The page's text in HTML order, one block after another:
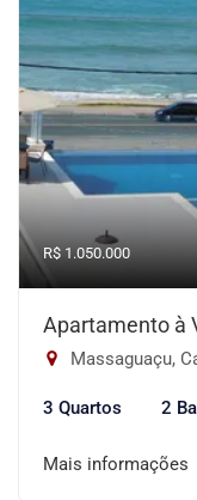
R$ 1.050.000
Apartamento à
Massaguaçu,
3 Quartos 2
Mais informações